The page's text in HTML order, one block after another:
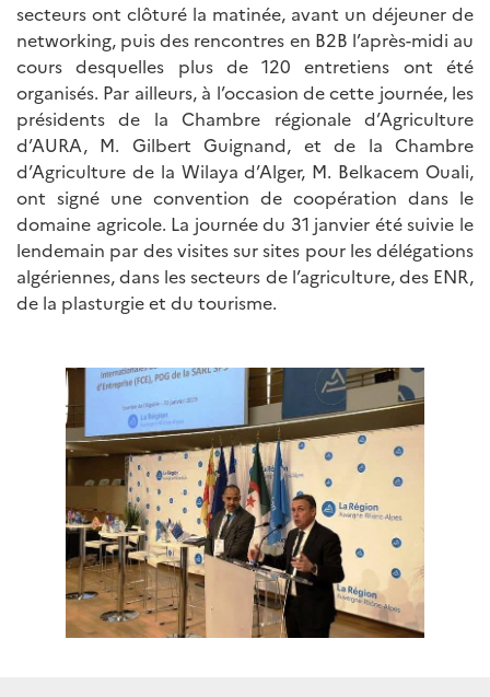
secteurs ont clôturé la matinée, avant un déjeuner de
networking, puis des rencontres en B2B l’après-midi au
cours desquelles plus de 120 entretiens ont été
organisés. Par ailleurs, à l’occasion de cette journée, les
présidents de la Chambre régionale d’Agriculture
d’AURA, M. Gilbert Guignand, et de la Chambre
d’Agriculture de la Wilaya d’Alger, M. Belkacem Ouali,
ont signé une convention de coopération dans le
domaine agricole. La journée du 31 janvier été suivie le
lendemain par des visites sur sites pour les délégations
algériennes, dans les secteurs de l’agriculture, des ENR,
de la plasturgie et du tourisme.